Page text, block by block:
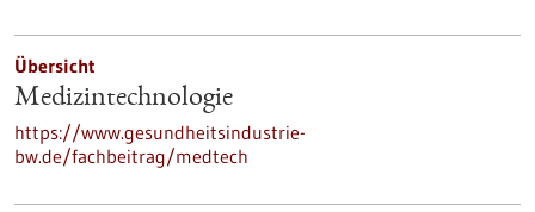
Übersicht
Medizintechnologie
https://www.gesundheitsindustrie-
bw.de/fachbeitrag/medtech